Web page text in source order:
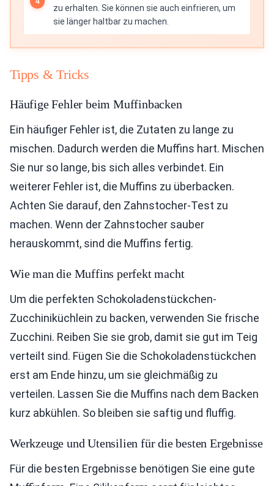
zu erhalten. Sie können sie auch einfrieren, um
sie länger haltbar zu machen.
Tipps & Tricks
Häufige Fehler beim Muffinbacken
Ein häufiger Fehler ist, die Zutaten zu lange zu
mischen. Dadurch werden die Muffins hart. Mischen
Sie nur so lange, bis sich alles verbindet. Ein
weiterer Fehler ist, die Muffins zu überbacken.
Achten Sie darauf, den Zahnstocher-Test zu
machen. Wenn der Zahnstocher sauber
herauskommt, sind die Muffins fertig.
Wie man die Muffins perfekt macht
Um die perfekten Schokoladenstückchen-
Zucchiniküchlein zu backen, verwenden Sie frische
Zucchini. Reiben Sie sie grob, damit sie gut im Teig
verteilt sind. Fügen Sie die Schokoladenstückchen
erst am Ende hinzu, um sie gleichmäßig zu
verteilen. Lassen Sie die Muffins nach dem Backen
kurz abkühlen. So bleiben sie saftig und fluffig.
Werkzeuge und Utensilien für die besten Ergebnisse
Für die besten Ergebnisse benötigen Sie eine gute